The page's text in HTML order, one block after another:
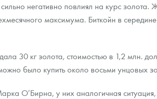
сильно негативно повлиял на курс
максимума. Биткойн в
30 кг золота, стоимостью в 1,2 млн.
было купить около восьми унцовых
О’Бирна, у них аналогичная ситуация,